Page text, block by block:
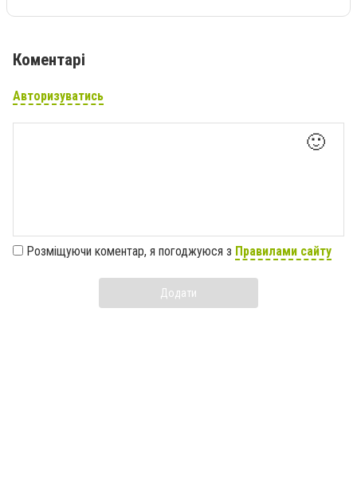
Коментарі
Авторизуватись
🙂
Розміщуючи коментар, я погоджуюся з Правилами сайту
Додати